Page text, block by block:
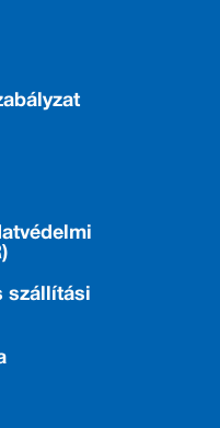
szállítási